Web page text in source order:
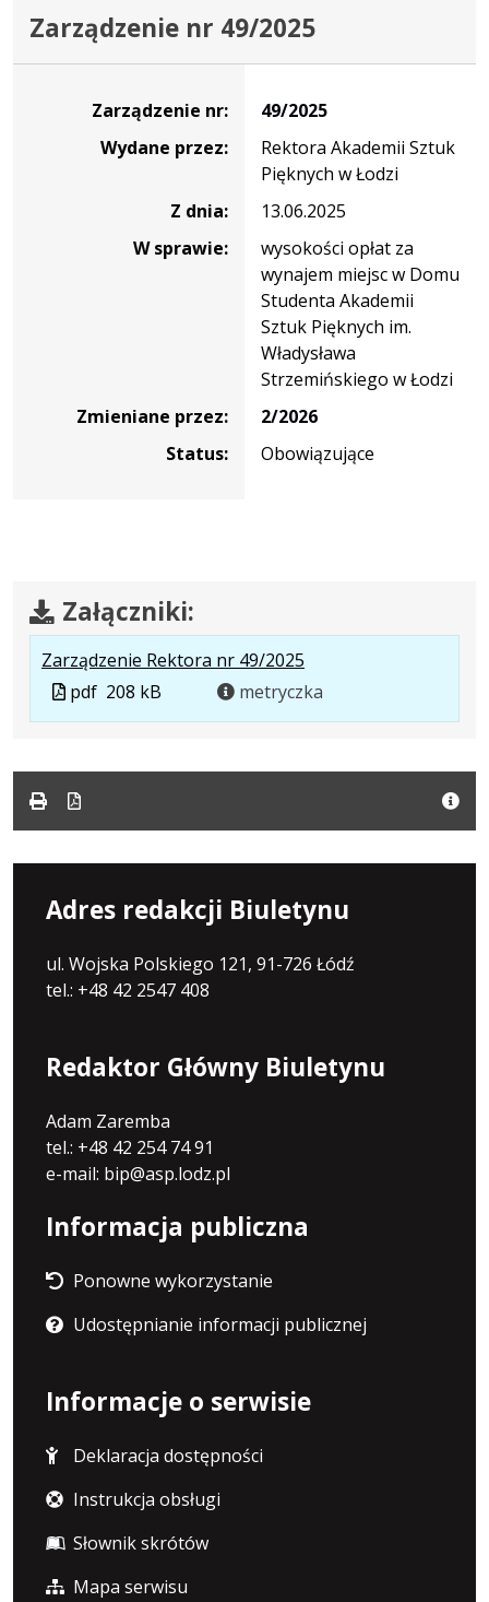
Zarządzenie nr 49/2025
Zarządzenie nr:
49/2025
Wydane przez:
Rektora Akademii Sztuk
Pięknych w Łodzi
Z dnia:
13.06.2025
W sprawie:
wysokości opłat za
wynajem miejsc w Domu
Studenta Akademii
Sztuk Pięknych im.
Władysława
Strzemińskiego w Łodzi
Zmieniane przez:
2/2026
Status:
Obowiązujące
Załączniki:
Zarządzenie Rektora nr 49/2025
Plik
Rozmiar
Otwiera
Plik
w
pdf 208 kB metryczka
Adres redakcji Biuletynu
ul. Wojska Polskiego 121, 91-726 Łódź
tel.: +48 42 2547 408
Redaktor Główny Biuletynu
Adam Zaremba
tel.: +48 42 254 74 91
e-mail: bip@asp.lodz.pl
Informacja publiczna
Ponowne wykorzystanie
Udostępnianie informacji publicznej
Informacje o serwisie
Deklaracja dostępności
Instrukcja obsługi
Słownik skrótów
Mapa serwisu